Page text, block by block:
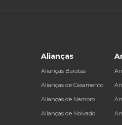
Alianças
Alianças Baratas
Alianças de Casamento
Alianças de Namoro
Alianças de Noivado